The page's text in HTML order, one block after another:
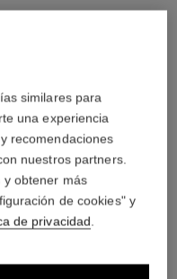
similares para
una experiencia
recomendaciones
nuestros partners.
y obtener más
de cookies" y
de privacidad